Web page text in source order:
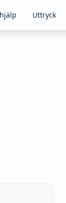
Uttryck